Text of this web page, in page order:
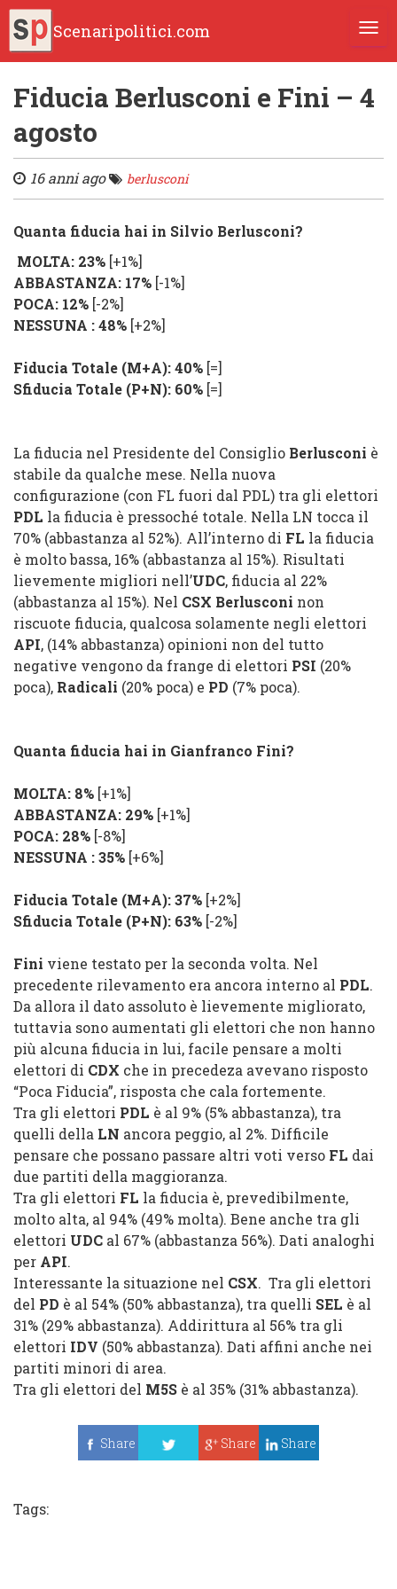
Scenaripolitici.com
Fiducia Berlusconi e Fini – 4
agosto
16 anni ago berlusconi
Quanta fiducia hai in Silvio Berlusconi?
MOLTA: 23% [+1%]
ABBASTANZA: 17% [-1%]
POCA: 12% [-2%]
NESSUNA : 48% [+2%]
Fiducia Totale (M+A): 40% [=]
Sfiducia Totale (P+N): 60% [=]
La fiducia nel Presidente del Consiglio Berlusconi è
stabile da qualche mese. Nella nuova
configurazione (con FL fuori dal PDL) tra gli elettori
PDL la fiducia è pressoché totale. Nella LN tocca il
70% (abbastanza al 52%). All’interno di FL la fiducia
è molto bassa, 16% (abbastanza al 15%). Risultati
lievemente migliori nell’UDC, fiducia al 22%
(abbastanza al 15%). Nel CSX Berlusconi non
riscuote fiducia, qualcosa solamente negli elettori
API, (14% abbastanza) opinioni non del tutto
negative vengono da frange di elettori PSI (20%
poca), Radicali (20% poca) e PD (7% poca).
Quanta fiducia hai in Gianfranco Fini?
MOLTA: 8% [+1%]
ABBASTANZA: 29% [+1%]
POCA: 28% [-8%]
NESSUNA : 35% [+6%]
Fiducia Totale (M+A): 37% [+2%]
Sfiducia Totale (P+N): 63% [-2%]
Fini viene testato per la seconda volta. Nel
precedente rilevamento era ancora interno al PDL.
Da allora il dato assoluto è lievemente migliorato,
tuttavia sono aumentati gli elettori che non hanno
più alcuna fiducia in lui, facile pensare a molti
elettori di CDX che in precedeza avevano risposto
“Poca Fiducia”, risposta che cala fortemente.
Tra gli elettori PDL è al 9% (5% abbastanza), tra
quelli della LN ancora peggio, al 2%. Difficile
pensare che possano passare altri voti verso FL dai
due partiti della maggioranza.
Tra gli elettori FL la fiducia è, prevedibilmente,
molto alta, al 94% (49% molta). Bene anche tra gli
elettori UDC al 67% (abbastanza 56%). Dati analoghi
per API.
Interessante la situazione nel CSX. Tra gli elettori
del PD è al 54% (50% abbastanza), tra quelli SEL è al
31% (29% abbastanza). Addirittura al 56% tra gli
elettori IDV (50% abbastanza). Dati affini anche nei
partiti minori di area.
Tra gli elettori del M5S è al 35% (31% abbastanza).
Share
Share Share
Tags: